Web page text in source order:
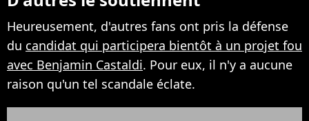
Heureusement, d'autres fans ont pris la défense
du candidat qui participera bientôt à un projet fou
avec Benjamin Castaldi. Pour eux, il n'y a aucune
raison qu'un tel scandale éclate.